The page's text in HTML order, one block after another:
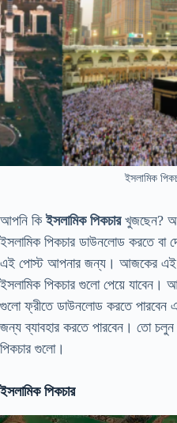
ইসলামিক
আপনি কি ইসলামিক পিকচারখুজছেন?
ইসলামিক পিকচার ডাউনলোড করতে বা
এই পোস্ট আপনার জন্য। আজকের এই
ইসলামিক পিকচার গুলো পেয়ে যাবেন।
গুলো ফ্রীতে ডাউনলোড করতে পারবেন
জন্য ব্যাবহার করতে পারবেন। তো চলুন
পিকচার গুলো।
ইসলামিক পিকচার